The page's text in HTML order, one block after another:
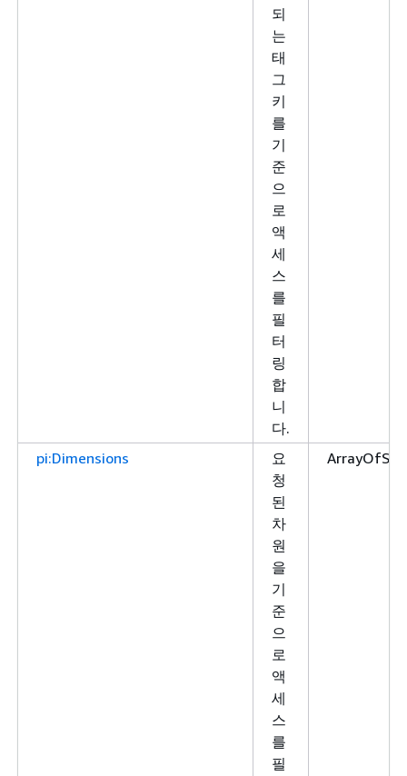
되
는
태
그
키
를
기
준
으
로
액
세
스
를
필
터
링
합
니
다.
pi:Dimensions
요
청
된
차
원
을
기
준
으
로
액
세
스
를
필